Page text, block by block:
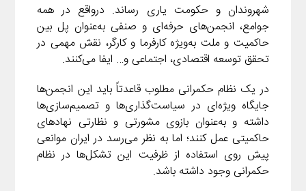
شهروندان و حکومت یاری رساند. درواقع در همه
جوامع، انجمن‌های حرفه‌ای و صنفی به‌عنوان پل بین
حاکمیت و ملت به‌ویژه کارفرما و کارگر، نقش مهمی در
تحقق توسعه اقتصادی، اجتماعی و… ایفا می‌کنند.
در یک نظام حکمرانی مطلوب قاعدتاً باید این انجمن‌ها
جایگاه ویژه‌ای در سیاست‌گذاری‌ها و تصمیم‌سازی‌ها
داشته و به‌عنوان بازوی مشورتی و نظارتی نهادهای
حاکمیتی عمل کنند؛ اما به نظر می‌رسد در ایران موانعی
پیش روی استفاده از ظرفیت این تشکل‌ها در نظام
حکمرانی وجود داشته باشد.